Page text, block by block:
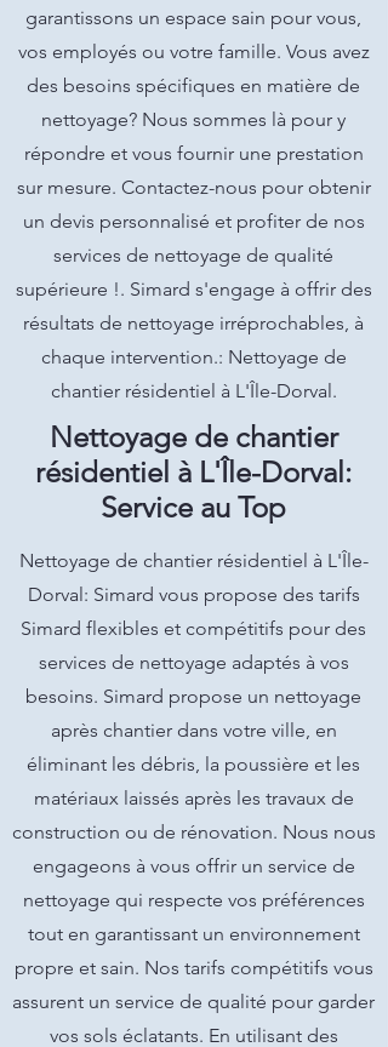
garantissons un espace sain pour vous,
vos employés ou votre famille. Vous avez
des besoins spécifiques en matière de
nettoyage? Nous sommes là pour y
répondre et vous fournir une prestation
sur mesure. Contactez-nous pour obtenir
un devis personnalisé et profiter de nos
services de nettoyage de qualité
supérieure !. Simard s'engage à offrir des
résultats de nettoyage irréprochables, à
chaque intervention.: Nettoyage de
chantier résidentiel à L'Île-Dorval.
Nettoyage de chantier
résidentiel à L'Île-Dorval:
Service au Top
Nettoyage de chantier résidentiel à L'Île-
Dorval: Simard vous propose des tarifs
Simard flexibles et compétitifs pour des
services de nettoyage adaptés à vos
besoins. Simard propose un nettoyage
après chantier dans votre ville, en
éliminant les débris, la poussière et les
matériaux laissés après les travaux de
construction ou de rénovation. Nous nous
engageons à vous offrir un service de
nettoyage qui respecte vos préférences
tout en garantissant un environnement
propre et sain. Nos tarifs compétitifs vous
assurent un service de qualité pour garder
vos sols éclatants. En utilisant des